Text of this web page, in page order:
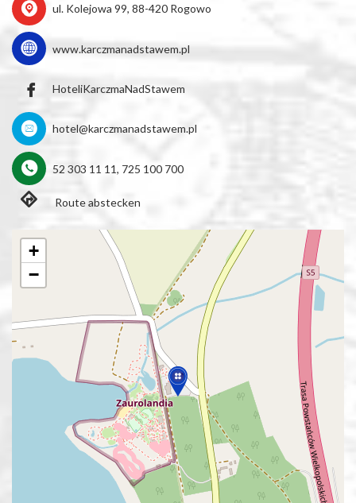
ul. Kolejowa 99, 88-420 Rogowo
www.karczmanadstawem.pl
HoteliKarczmaNadStawem
hotel@karczmanadstawem.pl
52 303 11 11, 725 100 700
Route abstecken
+
−